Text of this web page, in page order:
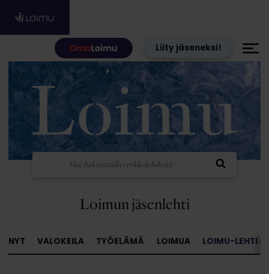
Liity jäseneksi!
Loimun jäsenlehti
NYT VALOKEILA TYÖELÄMÄ LOIMUA LOIMU-LEHTI »